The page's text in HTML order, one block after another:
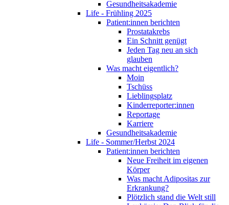
Gesundheitsakademie
Life - Frühling 2025
Patient:innen berichten
Prostatakrebs
Ein Schnitt genügt
Jeden Tag neu an sich
glauben
Was macht eigentlich?
Moin
Tschüss
Lieblingsplatz
Kinderreporter:innen
Reportage
Karriere
Gesundheitsakademie
Life - Sommer/Herbst 2024
Patient:innen berichten
Neue Freiheit im eigenen
Körper
Was macht Adipositas zur
Erkrankung?
Plötzlich stand die Welt still